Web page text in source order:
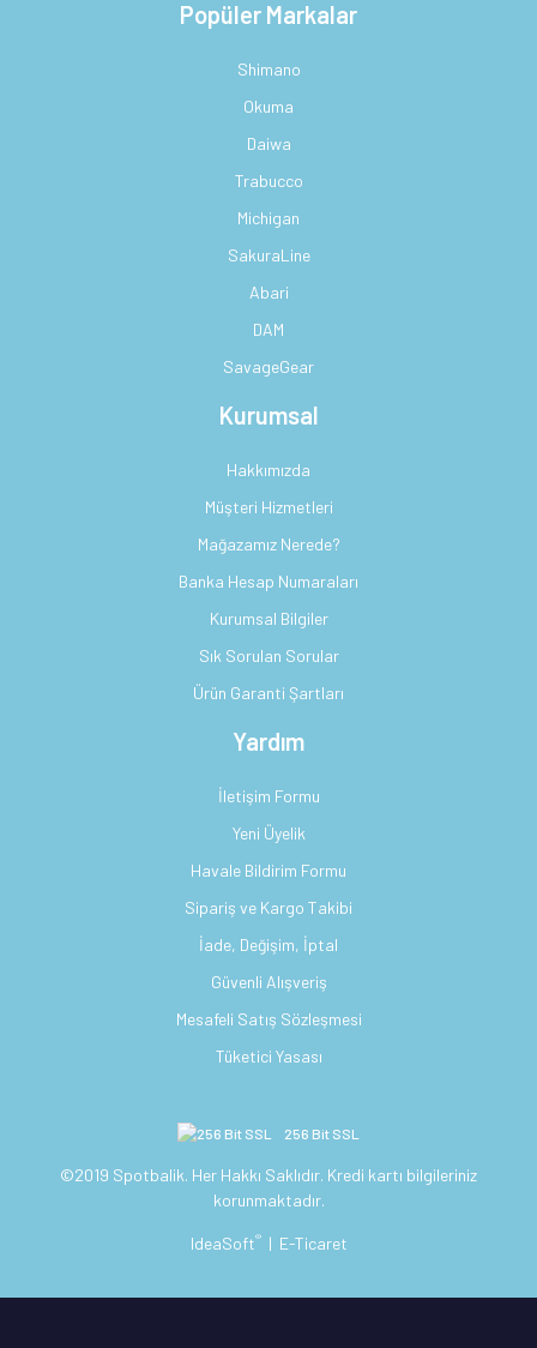
Popüler Markalar
Shimano
Okuma
Daiwa
Trabucco
Michigan
SakuraLine
Abari
DAM
SavageGear
Kurumsal
Hakkımızda
Müşteri Hizmetleri
Mağazamız Nerede?
Banka Hesap Numaraları
Kurumsal Bilgiler
Sık Sorulan Sorular
Ürün Garanti Şartları
Yardım
İletişim Formu
Yeni Üyelik
Havale Bildirim Formu
Sipariş ve Kargo Takibi
İade, Değişim, İptal
Güvenli Alışveriş
Mesafeli Satış Sözleşmesi
Tüketici Yasası
256 Bit SSL
©2019 Spotbalik. Her Hakkı Saklıdır. Kredi kartı bilgileriniz
korunmaktadır.
IdeaSoft® | E-Ticaret